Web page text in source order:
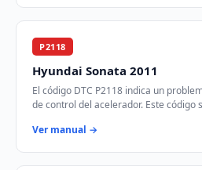
P2118
Hyundai Sonata 2011
El código DTC P2118 indica un
de control del acelerador. Este código
Ver manual →